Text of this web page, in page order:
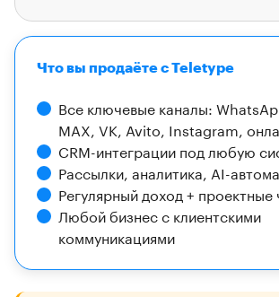
Что вы продаёте с Teletype
Все ключевые каналы:
MAX, VK, Avito, Instagram,
CRM-интеграции под любую
Рассылки, аналитика, AI-
Регулярный доход + проектные
Любой бизнес с клиентскими
коммуникациями